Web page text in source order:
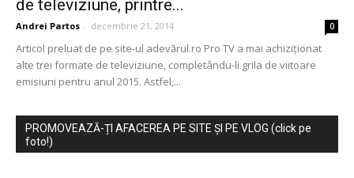
de televiziune, printre...
Andrei Partos - decembrie 21, 2014 0
Articol preluat de pe site-ul adevărul.ro Pro TV a mai achiziţionat
alte trei formate de televiziune, completându-li grila de viitoare
emisiuni pentru anul 2015. Astfel,...
PROMOVEAZĂ-ȚI AFACEREA PE SITE ȘI PE VLOG (click pe
foto!)